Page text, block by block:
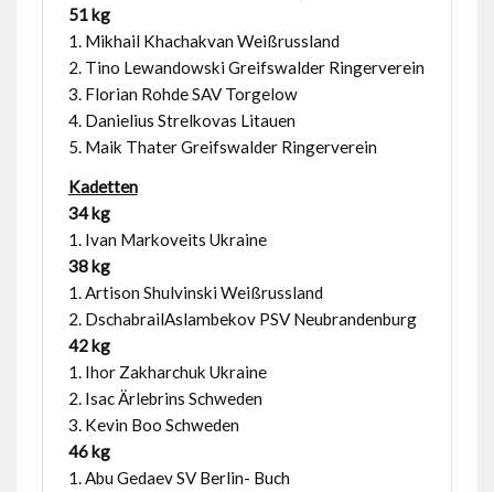
51 kg
1. Mikhail Khachakvan Weißrussland
2. Tino Lewandowski Greifswalder Ringerverein
3. Florian Rohde SAV Torgelow
4. Danielius Strelkovas Litauen
5. Maik Thater Greifswalder Ringerverein
Kadetten
34 kg
1. Ivan Markoveits Ukraine
38 kg
1. Artison Shulvinski Weißrussland
2. DschabrailAslambekov PSV Neubrandenburg
42 kg
1. Ihor Zakharchuk Ukraine
2. Isac Ärlebrins Schweden
3. Kevin Boo Schweden
46 kg
1. Abu Gedaev SV Berlin- Buch